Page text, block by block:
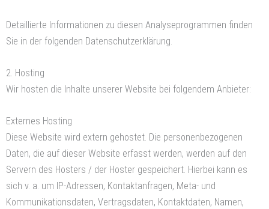
Detaillierte Informationen zu diesen Analyseprogrammen finden
Sie in der folgenden Datenschutzerklärung.
2. Hosting
Wir hosten die Inhalte unserer Website bei folgendem Anbieter:
Externes Hosting
Diese Website wird extern gehostet. Die personenbezogenen
Daten, die auf dieser Website erfasst werden, werden auf den
Servern des Hosters / der Hoster gespeichert. Hierbei kann es
sich v. a. um IP-Adressen, Kontaktanfragen, Meta- und
Kommunikationsdaten, Vertragsdaten, Kontaktdaten, Namen,